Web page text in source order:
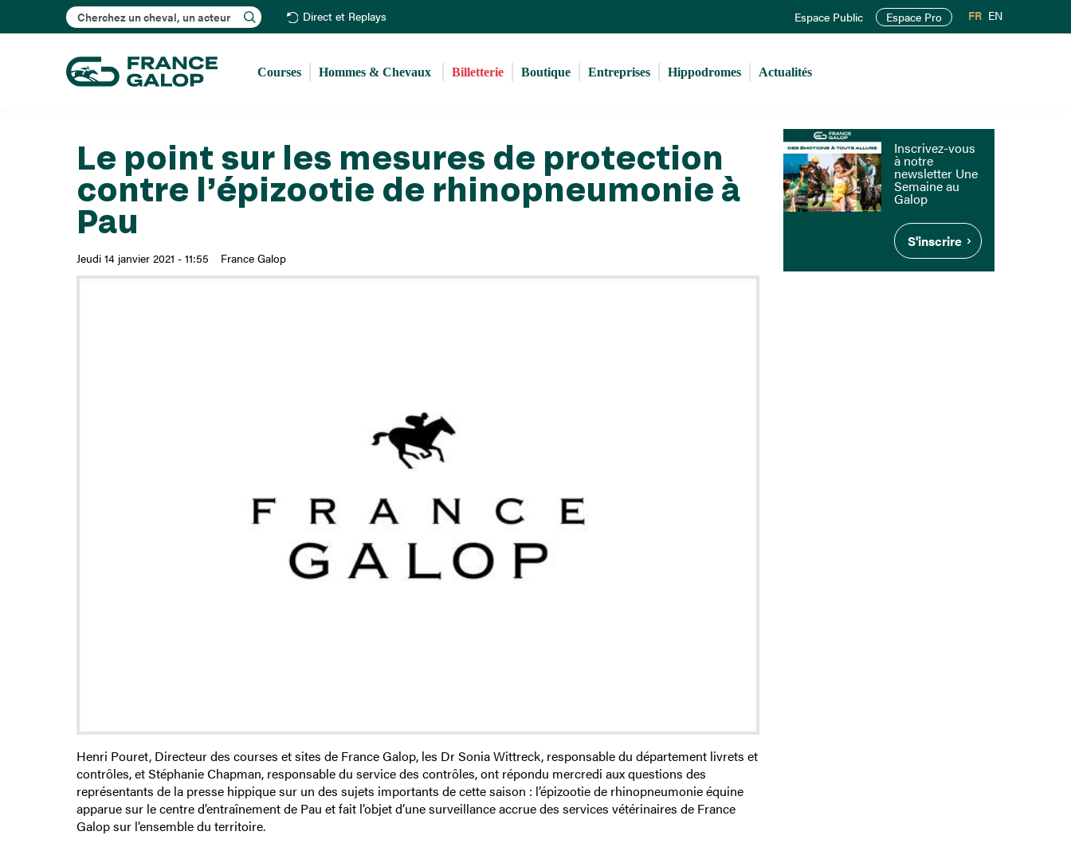
au
principal
Rechercher Direct et Replays Espace Public Espace Pro FR EN
Courses Hommes & Chevaux Billetterie Boutique Entreprises Hippodromes Actualités
Le point sur les mesures de protection
contre l’épizootie de rhinopneumonie à
Pau
Jeudi 14 janvier 2021 - 11:55 France Galop
Henri Pouret, Directeur des courses et sites de France Galop, les Dr Sonia Wittreck, responsable du département livrets et
contrôles, et Stéphanie Chapman, responsable du service des contrôles, ont répondu mercredi aux questions des
représentants de la presse hippique sur un des sujets importants de cette saison : l’épizootie de rhinopneumonie équine
apparue sur le centre d’entraînement de Pau et fait l’objet d’une surveillance accrue des services vétérinaires de France
Galop sur l’ensemble du territoire.
Inscrivez-vous
à notre
newsletter Une
Semaine au
Galop
S'inscrire